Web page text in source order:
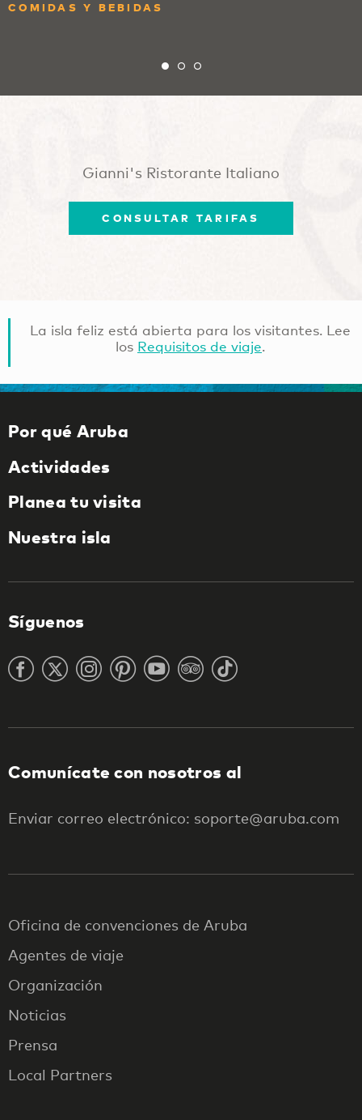
COMIDAS Y BEBIDAS
Gianni's Ristorante Italiano
CONSULTAR TARIFAS
La isla feliz está abierta para los visitantes. Lee
los Requisitos de viaje.
Por qué Aruba
Actividades
Planea tu visita
Nuestra isla
Síguenos
Comunícate con nosotros al
Enviar correo electrónico: soporte@aruba.com
Oficina de convenciones de Aruba
Agentes de viaje
Organización
Noticias
Prensa
Local Partners